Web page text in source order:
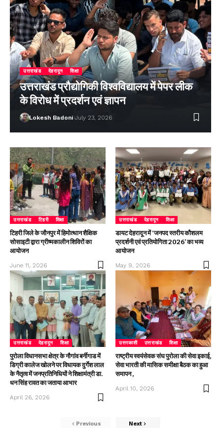
उत्तराखंड देहरादून शिक्षा
उत्तराखंड प्रौद्योगिकी विश्वविद्यालय में पेपर लीक
के विरोध में प्रदर्शन एवं ज्ञापन
Lokesh Badoni July 23, 2026
उत्तराखंड टिहरी शिक्षा
टिहरी जिले के जौनपुर में हिमोत्थान शैक्षिक
सोसाइटी द्वारा ग्रीष्मकालीन शिविरों का
आयोजन
June 11, 2026
उत्तराखंड देहरादून शिक्षा
डायट देहरादून में ‘जनपद स्तरीय कौशलम
प्रदर्शनी एवं प्रतियोगिता 2026’ का भव्य
आयोजन
May 9, 2026
उत्तराखंड देहरादून शिक्षा
पुरोला विधानसभा क्षेत्र के नौगांव बर्नीगाड में
डिग्री कालेज खोलने पर विधायक दुर्गेश लाल
के नैतृत्व में जनप्रतिनिधियों ने शिक्षामंत्री डा.
धन सिंह रावत का जताया आभार
April 26, 2026
उत्तरकाशी उत्तराखंड शिक्षा
राष्ट्रीय स्वयंसेवक संघ पुरोला की सेवा इकाई,
सेवा भारती की मासिक समीक्षा बैठक का हुआ
समापन ,
April 10, 2026
Previous Next